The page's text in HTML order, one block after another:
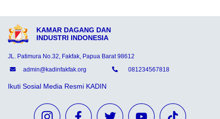
KAMAR DAGANG DAN
INDUSTRI INDONESIA
JL. Patimura No.32, Fakfak, Papua Barat 98612
admin@kadinfakfak.org
081234567818
Ikuti Sosial Media Resmi KADIN